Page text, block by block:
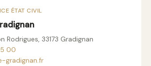
ÉTAT CIVIL
Rodrigues, 33173 Gradignan
00
gradignan.fr